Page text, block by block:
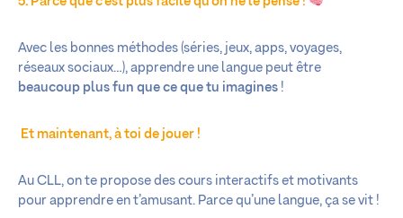
Avec les bonnes méthodes (séries, jeux, apps, voyages,
réseaux sociaux…), apprendre une langue peut être
beaucoup plus fun que ce que tu imagines !
Et maintenant, à toi de jouer !
Au CLL, on te propose des cours interactifs et motivants
pour apprendre en t’amusant. Parce qu’une langue, ça se vit !